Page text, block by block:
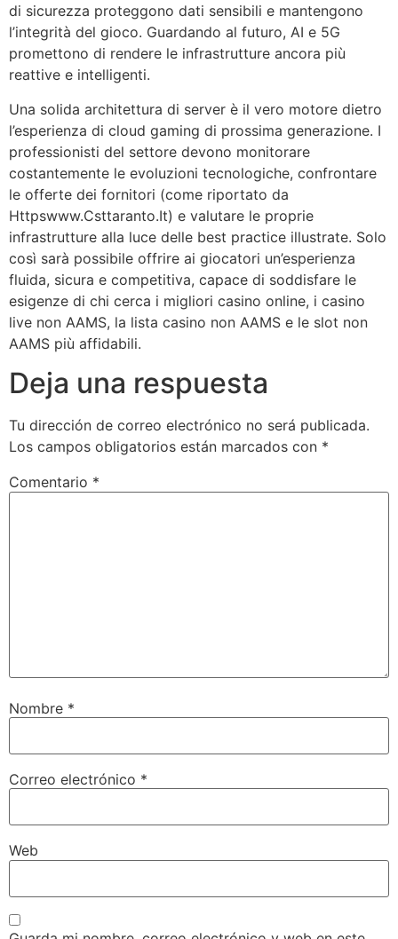
di sicurezza proteggono dati sensibili e mantengono
l’integrità del gioco. Guardando al futuro, AI e 5G
promettono di rendere le infrastrutture ancora più
reattive e intelligenti.
Una solida architettura di server è il vero motore dietro
l’esperienza di cloud gaming di prossima generazione. I
professionisti del settore devono monitorare
costantemente le evoluzioni tecnologiche, confrontare
le offerte dei fornitori (come riportato da
Httpswww.Csttaranto.It) e valutare le proprie
infrastrutture alla luce delle best practice illustrate. Solo
così sarà possibile offrire ai giocatori un’esperienza
fluida, sicura e competitiva, capace di soddisfare le
esigenze di chi cerca i migliori casino online, i casino
live non AAMS, la lista casino non AAMS e le slot non
AAMS più affidabili.
Deja una respuesta
Tu dirección de correo electrónico no será publicada.
Los campos obligatorios están marcados con *
Comentario *
Nombre *
Correo electrónico *
Web